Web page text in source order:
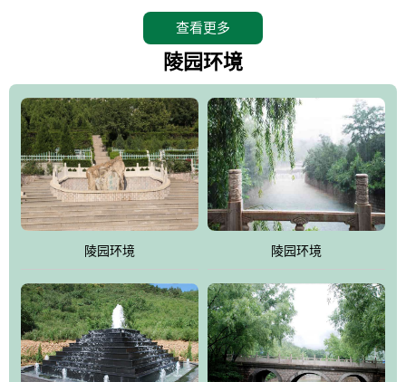
座陵园地处天寿山的环抱之中，四周群山若封似闭，层峦叠翠，秋
天枫叶艳红欲滴，冬天银装素裹分外妖娆！南面隔山而望的正是著
赞叹："景仰园真乃浑然天成的人生后花园！"陵区内草木茂盛，灵气
盎然，既有山川大聚的龙脉气魄，又有藏风得水的宝密形局。十三
陵是世间稀有的地形宝地，也是我们让逝者回归自然的首选墓葬之
灵穴，安息之宝地。
查看更多
陵园环境
陵园环境 陵园环境